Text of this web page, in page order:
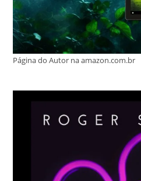
Página do Autor na amazon.com.br